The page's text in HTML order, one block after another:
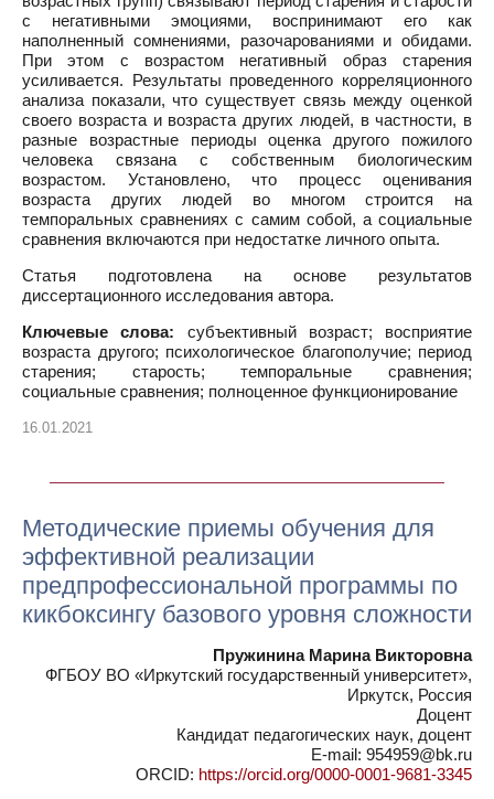
с негативными эмоциями, воспринимают его как
наполненный сомнениями, разочарованиями и обидами.
При этом с возрастом негативный образ старения
усиливается. Результаты проведенного корреляционного
анализа показали, что существует связь между оценкой
своего возраста и возраста других людей, в частности, в
разные возрастные периоды оценка другого пожилого
человека связана с собственным биологическим
возрастом. Установлено, что процесс оценивания
возраста других людей во многом строится на
темпоральных сравнениях с самим собой, а социальные
сравнения включаются при недостатке личного опыта.
Статья подготовлена на основе результатов
диссертационного исследования автора.
Ключевые слова: субъективный возраст; восприятие
возраста другого; психологическое благополучие; период
старения; старость; темпоральные сравнения;
социальные сравнения; полноценное функционирование
16.01.2021
Методические приемы обучения для
эффективной реализации
предпрофессиональной программы по
кикбоксингу базового уровня сложности
Пружинина Марина Викторовна
ФГБОУ ВО «Иркутский государственный университет»,
Иркутск, Россия
Доцент
Кандидат педагогических наук, доцент
E-mail: 954959@bk.ru
ORCID: https://orcid.org/0000-0001-9681-3345